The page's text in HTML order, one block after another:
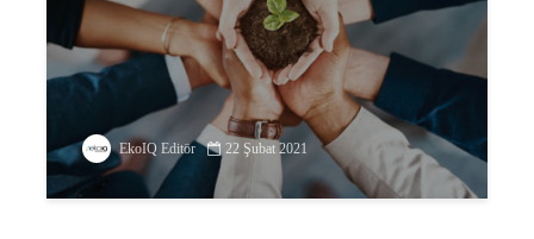
EkoIQ Editör 22 Şubat 2021